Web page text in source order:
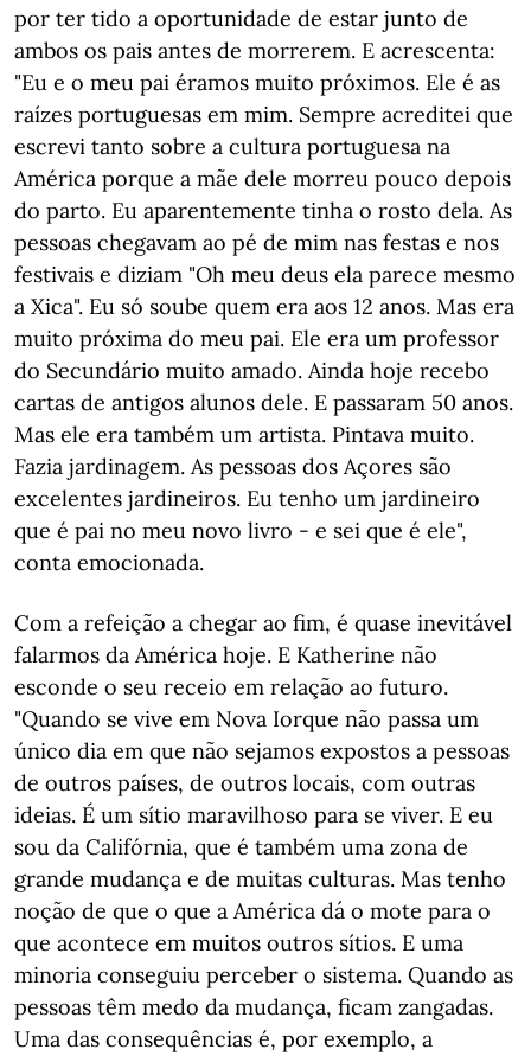
por ter tido a oportunidade de estar junto de
ambos os pais antes de morrerem. E acrescenta:
"Eu e o meu pai éramos muito próximos. Ele é as
raízes portuguesas em mim. Sempre acreditei que
escrevi tanto sobre a cultura portuguesa na
América porque a mãe dele morreu pouco depois
do parto. Eu aparentemente tinha o rosto dela. As
pessoas chegavam ao pé de mim nas festas e nos
festivais e diziam "Oh meu deus ela parece mesmo
a Xica". Eu só soube quem era aos 12 anos. Mas era
muito próxima do meu pai. Ele era um professor
do Secundário muito amado. Ainda hoje recebo
cartas de antigos alunos dele. E passaram 50 anos.
Mas ele era também um artista. Pintava muito.
Fazia jardinagem. As pessoas dos Açores são
excelentes jardineiros. Eu tenho um jardineiro
que é pai no meu novo livro - e sei que é ele",
conta emocionada.
Com a refeição a chegar ao fim, é quase inevitável
falarmos da América hoje. E Katherine não
esconde o seu receio em relação ao futuro.
"Quando se vive em Nova Iorque não passa um
único dia em que não sejamos expostos a pessoas
de outros países, de outros locais, com outras
ideias. É um sítio maravilhoso para se viver. E eu
sou da Califórnia, que é também uma zona de
grande mudança e de muitas culturas. Mas tenho
noção de que o que a América dá o mote para o
que acontece em muitos outros sítios. E uma
minoria conseguiu perceber o sistema. Quando as
pessoas têm medo da mudança, ficam zangadas.
Uma das consequências é, por exemplo, a